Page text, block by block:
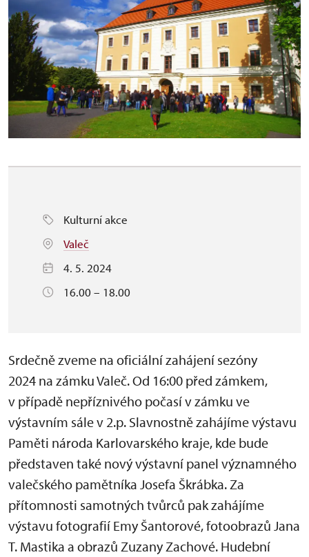
Kulturní akce
Valeč
4. 5. 2024
16.00 – 18.00
Srdečně zveme na oficiální zahájení sezóny
2024 na zámku Valeč. Od 16:00 před zámkem,
v případě nepříznivého počasí v zámku ve
výstavním sále v 2.p. Slavnostně zahájíme výstavu
Paměti národa Karlovarského kraje, kde bude
představen také nový výstavní panel významného
valečského pamětníka Josefa Škrábka. Za
přítomnosti samotných tvůrců pak zahájíme
výstavu fotografií Emy Šantorové, fotoobrazů Jana
T. Mastika a obrazů Zuzany Zachové. Hudební